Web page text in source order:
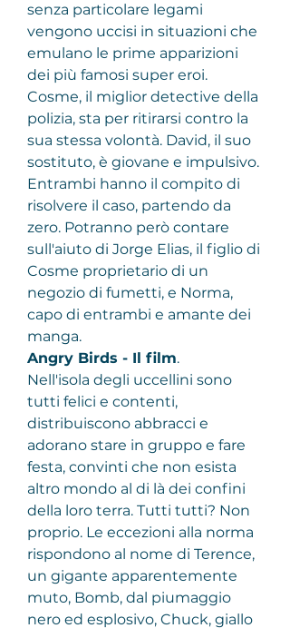
senza particolare legami
vengono uccisi in situazioni che
emulano le prime apparizioni
dei più famosi super eroi.
Cosme, il miglior detective della
polizia, sta per ritirarsi contro la
sua stessa volontà. David, il suo
sostituto, è giovane e impulsivo.
Entrambi hanno il compito di
risolvere il caso, partendo da
zero. Potranno però contare
sull'aiuto di Jorge Elias, il figlio di
Cosme proprietario di un
negozio di fumetti, e Norma,
capo di entrambi e amante dei
manga.
Angry Birds - Il film.
Nell'isola degli uccellini sono
tutti felici e contenti,
distribuiscono abbracci e
adorano stare in gruppo e fare
festa, convinti che non esista
altro mondo al di là dei confini
della loro terra. Tutti tutti? Non
proprio. Le eccezioni alla norma
rispondono al nome di Terence,
un gigante apparentemente
muto, Bomb, dal piumaggio
nero ed esplosivo, Chuck, giallo